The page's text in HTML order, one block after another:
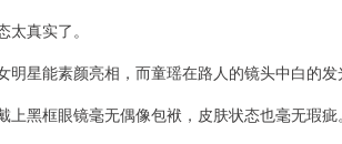
太真实了。
明星能素颜亮相，而童瑶在路人的镜头中白的发
上黑框眼镜毫无偶像包袱，皮肤状态也毫无瑕疵。